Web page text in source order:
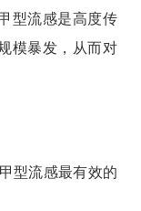
型流感是高度传
模暴发，从而对
型流感最有效的